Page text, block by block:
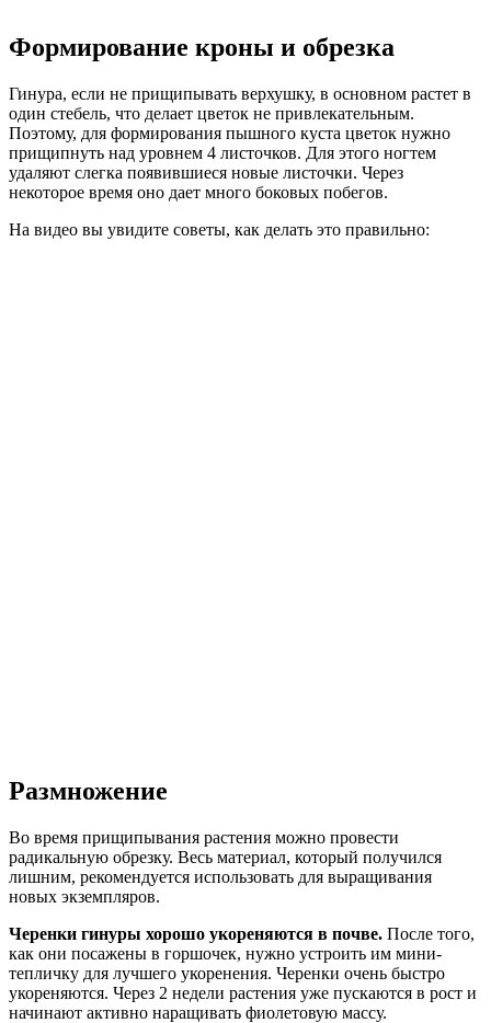
Формирование кроны и обрезка
Гинура, если не прищипывать верхушку, в основном растет в
один стебель, что делает цветок не привлекательным.
Поэтому, для формирования пышного куста цветок нужно
прищипнуть над уровнем 4 листочков. Для этого ногтем
удаляют слегка появившиеся новые листочки. Через
некоторое время оно дает много боковых побегов.
На видео вы увидите советы, как делать это правильно:
Размножение
Во время прищипывания растения можно провести
радикальную обрезку. Весь материал, который получился
лишним, рекомендуется использовать для выращивания
новых экземпляров.
Черенки гинуры хорошо укореняются в почве. После того,
как они посажены в горшочек, нужно устроить им мини-
тепличку для лучшего укоренения. Черенки очень быстро
укореняются. Через 2 недели растения уже пускаются в рост и
начинают активно наращивать фиолетовую массу.